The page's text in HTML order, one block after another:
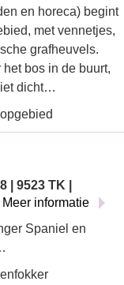
en horeca) begint
met vennetjes,
grafheuvels.
bos in de buurt,
dicht…
| 9523 TK |
Meer informatie
Spaniel en